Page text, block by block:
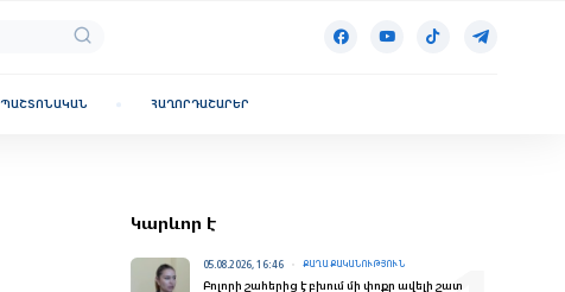
ՊԱՇՏՈՆԱԿԱՆ ՀԱՂՈՐԴԱՇԱՐԵՐ
Կարևոր է
05.08.2026, 16:46 ՔԱՂԱՔԱԿԱՆՈՒԹՅՈՒՆ
Բոլորի շահերից է բխում մի փոքր ավելի շատ